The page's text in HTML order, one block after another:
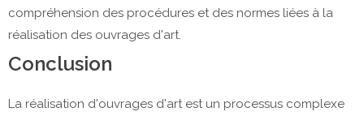
compréhension des procédures et des normes liées à la
réalisation des ouvrages d'art.
Conclusion
La réalisation d'ouvrages d'art est un processus complexe